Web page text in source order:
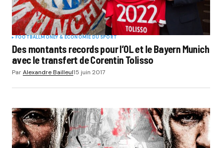
FOOTBALLMONEY & ÉCONOMIE DU SPORT
Des montants records pour l’OL et le Bayern Munich
avec le transfert de Corentin Tolisso
ParAlexandre Bailleul15 juin 2017